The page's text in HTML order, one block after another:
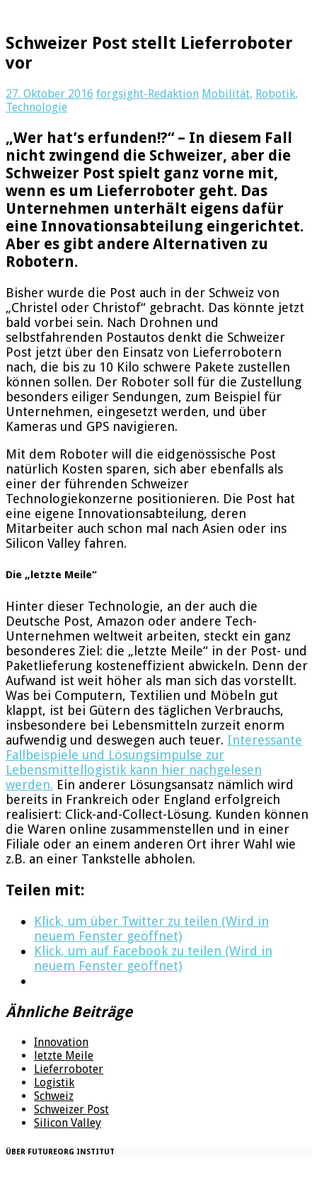
Schweizer Post stellt Lieferroboter
vor
27. Oktober 2016 forgsight-Redaktion Mobilität, Robotik,
Technologie
„Wer hat’s erfunden!?“ – In diesem Fall
nicht zwingend die Schweizer, aber die
Schweizer Post spielt ganz vorne mit,
wenn es um Lieferroboter geht. Das
Unternehmen unterhält eigens dafür
eine Innovationsabteilung eingerichtet.
Aber es gibt andere Alternativen zu
Robotern.
Bisher wurde die Post auch in der Schweiz von
„Christel oder Christof“ gebracht. Das könnte jetzt
bald vorbei sein. Nach Drohnen und
selbstfahrenden Postautos denkt die Schweizer
Post jetzt über den Einsatz von Lieferrobotern
nach, die bis zu 10 Kilo schwere Pakete zustellen
können sollen. Der Roboter soll für die Zustellung
besonders eiliger Sendungen, zum Beispiel für
Unternehmen, eingesetzt werden, und über
Kameras und GPS navigieren.
Mit dem Roboter will die eidgenössische Post
natürlich Kosten sparen, sich aber ebenfalls als
einer der führenden Schweizer
Technologiekonzerne positionieren. Die Post hat
eine eigene Innovationsabteilung, deren
Mitarbeiter auch schon mal nach Asien oder ins
Silicon Valley fahren.
Die „letzte Meile“
Hinter dieser Technologie, an der auch die
Deutsche Post, Amazon oder andere Tech-
Unternehmen weltweit arbeiten, steckt ein ganz
besonderes Ziel: die „letzte Meile“ in der Post- und
Paketlieferung kosteneffizient abwickeln. Denn der
Aufwand ist weit höher als man sich das vorstellt.
Was bei Computern, Textilien und Möbeln gut
klappt, ist bei Gütern des täglichen Verbrauchs,
insbesondere bei Lebensmitteln zurzeit enorm
aufwendig und deswegen auch teuer. Interessante
Fallbeispiele und Lösungsimpulse zur
Lebensmittellogistik kann hier nachgelesen
werden. Ein anderer Lösungsansatz nämlich wird
bereits in Frankreich oder England erfolgreich
realisiert: Click-and-Collect-Lösung. Kunden können
die Waren online zusammenstellen und in einer
Filiale oder an einem anderen Ort ihrer Wahl wie
z.B. an einer Tankstelle abholen.
Teilen mit:
Klick, um über Twitter zu teilen (Wird in
neuem Fenster geöffnet)
Klick, um auf Facebook zu teilen (Wird in
neuem Fenster geöffnet)
Ähnliche Beiträge
Innovation
letzte Meile
Lieferroboter
Logistik
Schweiz
Schweizer Post
Silicon Valley
ÜBER FUTUREORG INSTITUT